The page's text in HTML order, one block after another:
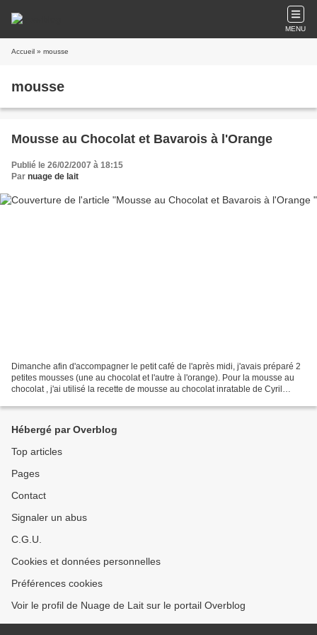
MENU
Accueil » mousse
mousse
Mousse au Chocolat et Bavarois à l'Orange
Publié le 26/02/2007 à 18:15
Par nuage de lait
Dimanche afin d'accompagner le petit café de l'après midi, j'avais préparé 2
petites mousses (une au chocolat et l'autre à l'orange). Pour la mousse au
chocolat , j'ai utilisé la recette de mousse au chocolat inratable de Cyril
Hébergé par Overblog
Top articles
Pages
Contact
Signaler un abus
C.G.U.
Cookies et données personnelles
Préférences cookies
Voir le profil de Nuage de Lait sur le portail Overblog